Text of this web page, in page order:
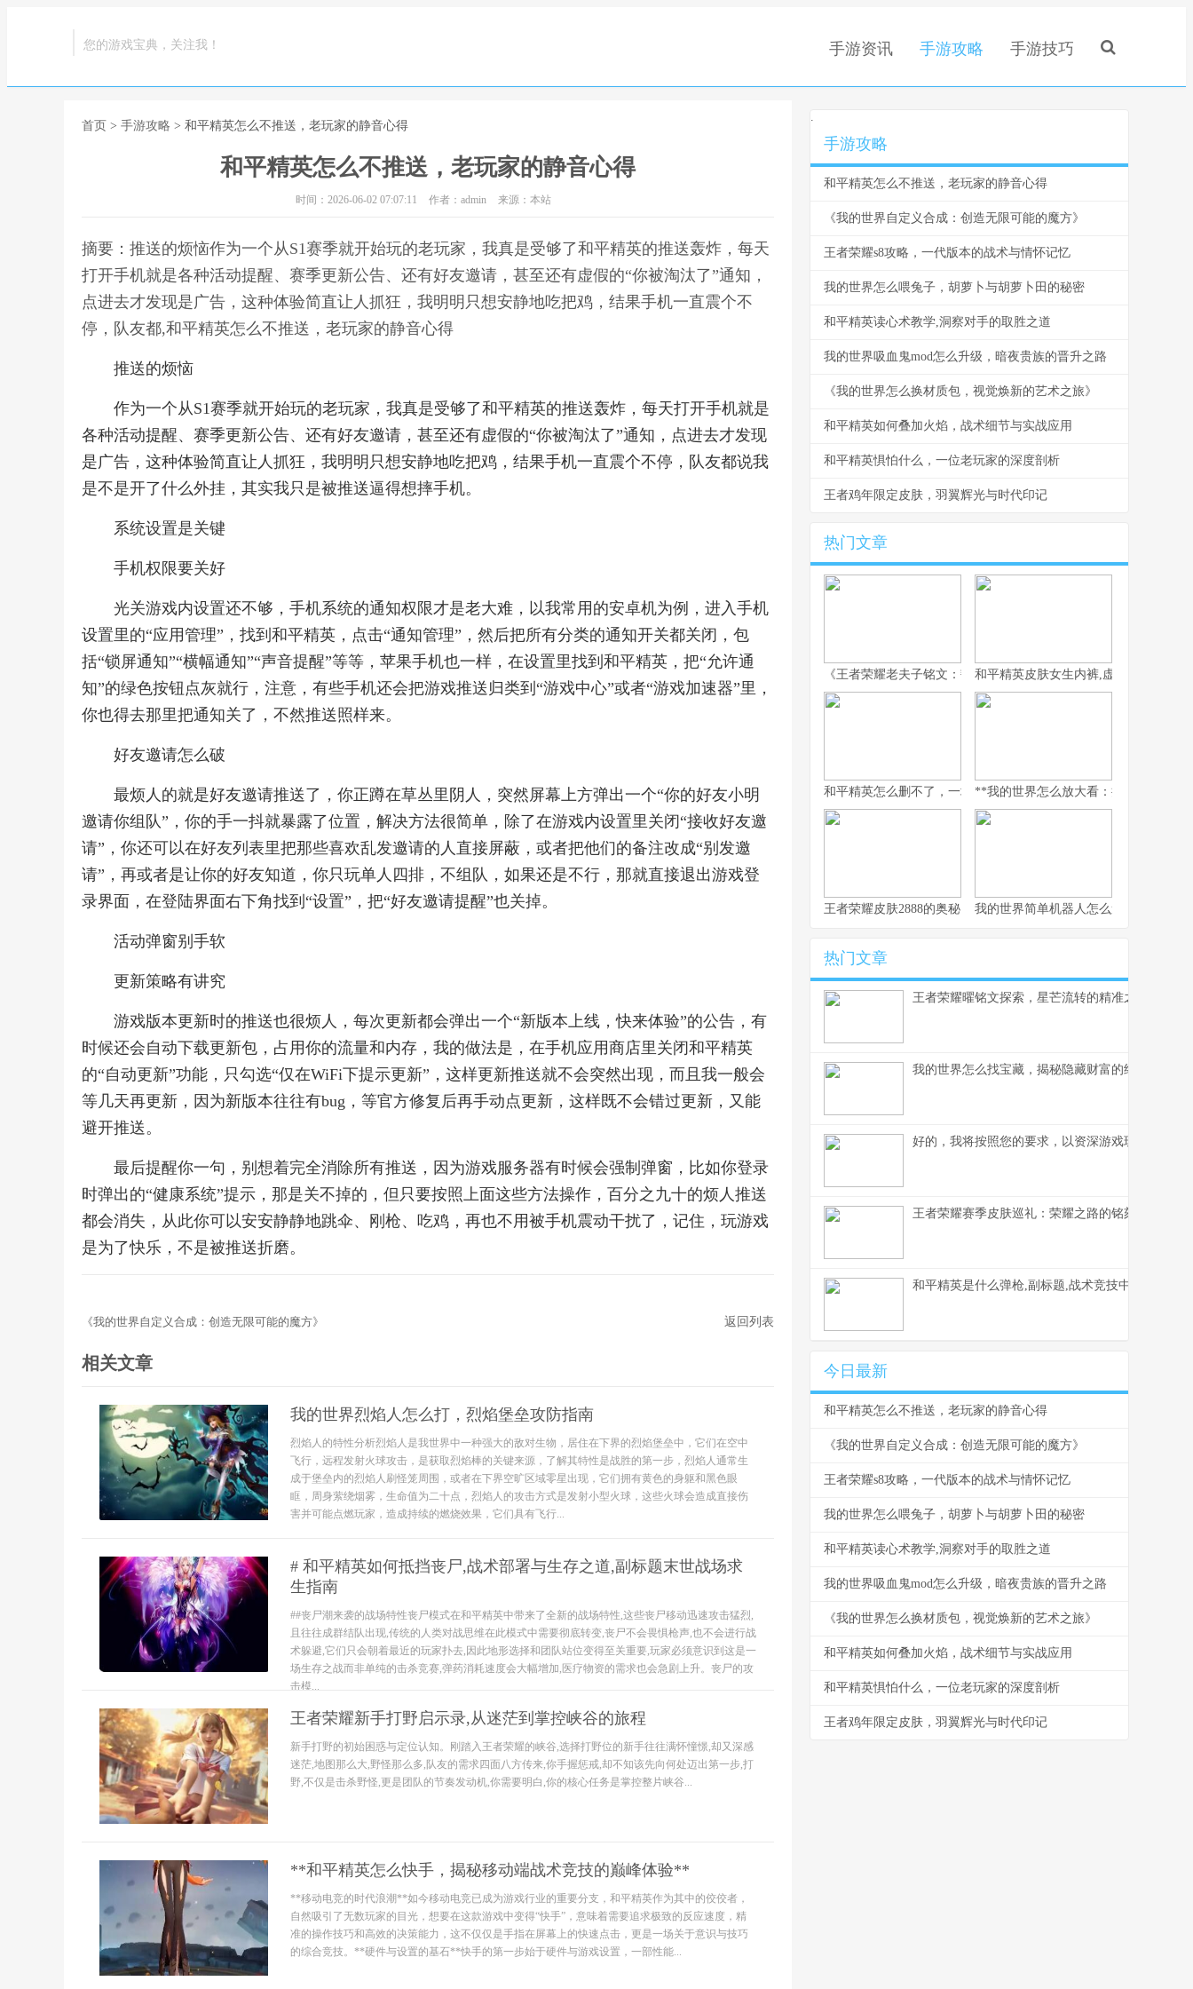
您的游戏宝典，关注我！ 手游资讯 手游攻略 手游技巧
首页 > 手游攻略 > 和平精英怎么不推送，老玩家的静音心得
和平精英怎么不推送，老玩家的静音心得
时间：2026-06-02 07:07:11 作者：admin 来源：本站
摘要：推送的烦恼作为一个从S1赛季就开始玩的老玩家，我真是受够了和平精英的推送轰炸，每天
打开手机就是各种活动提醒、赛季更新公告、还有好友邀请，甚至还有虚假的“你被淘汰了”通知，
点进去才发现是广告，这种体验简直让人抓狂，我明明只想安静地吃把鸡，结果手机一直震个不
停，队友都,和平精英怎么不推送，老玩家的静音心得
推送的烦恼
作为一个从S1赛季就开始玩的老玩家，我真是受够了和平精英的推送轰炸，每天打开手机就是
各种活动提醒、赛季更新公告、还有好友邀请，甚至还有虚假的“你被淘汰了”通知，点进去才发现
是广告，这种体验简直让人抓狂，我明明只想安静地吃把鸡，结果手机一直震个不停，队友都说我
是不是开了什么外挂，其实我只是被推送逼得想摔手机。
系统设置是关键
手机权限要关好
光关游戏内设置还不够，手机系统的通知权限才是老大难，以我常用的安卓机为例，进入手机
设置里的“应用管理”，找到和平精英，点击“通知管理”，然后把所有分类的通知开关都关闭，包
括“锁屏通知”“横幅通知”“声音提醒”等等，苹果手机也一样，在设置里找到和平精英，把“允许通
知”的绿色按钮点灰就行，注意，有些手机还会把游戏推送归类到“游戏中心”或者“游戏加速器”里，
你也得去那里把通知关了，不然推送照样来。
好友邀请怎么破
最烦人的就是好友邀请推送了，你正蹲在草丛里阴人，突然屏幕上方弹出一个“你的好友小明
邀请你组队”，你的手一抖就暴露了位置，解决方法很简单，除了在游戏内设置里关闭“接收好友邀
请”，你还可以在好友列表里把那些喜欢乱发邀请的人直接屏蔽，或者把他们的备注改成“别发邀
请”，再或者是让你的好友知道，你只玩单人四排，不组队，如果还是不行，那就直接退出游戏登
录界面，在登陆界面右下角找到“设置”，把“好友邀请提醒”也关掉。
活动弹窗别手软
更新策略有讲究
游戏版本更新时的推送也很烦人，每次更新都会弹出一个“新版本上线，快来体验”的公告，有
时候还会自动下载更新包，占用你的流量和内存，我的做法是，在手机应用商店里关闭和平精英
的“自动更新”功能，只勾选“仅在WiFi下提示更新”，这样更新推送就不会突然出现，而且我一般会
等几天再更新，因为新版本往往有bug，等官方修复后再手动点更新，这样既不会错过更新，又能
避开推送。
最后提醒你一句，别想着完全消除所有推送，因为游戏服务器有时候会强制弹窗，比如你登录
时弹出的“健康系统”提示，那是关不掉的，但只要按照上面这些方法操作，百分之九十的烦人推送
都会消失，从此你可以安安静静地跳伞、刚枪、吃鸡，再也不用被手机震动干扰了，记住，玩游戏
是为了快乐，不是被推送折磨。
《我的世界自定义合成：创造无限可能的魔方》 返回列表
相关文章
我的世界烈焰人怎么打，烈焰堡垒攻防指南
烈焰人的特性分析烈焰人是我世界中一种强大的敌对生物，居住在下界的烈焰堡垒中，它们在空中
飞行，远程发射火球攻击，是获取烈焰棒的关键来源，了解其特性是战胜的第一步，烈焰人通常生
成于堡垒内的烈焰人刷怪笼周围，或者在下界空旷区域零星出现，它们拥有黄色的身躯和黑色眼
眶，周身萦绕烟雾，生命值为二十点，烈焰人的攻击方式是发射小型火球，这些火球会造成直接伤
害并可能点燃玩家，造成持续的燃烧效果，它们具有飞行...
# 和平精英如何抵挡丧尸,战术部署与生存之道,副标题末世战场求
生指南
##丧尸潮来袭的战场特性丧尸模式在和平精英中带来了全新的战场特性,这些丧尸移动迅速攻击猛烈,
且往往成群结队出现,传统的人类对战思维在此模式中需要彻底转变,丧尸不会畏惧枪声,也不会进行战
术躲避,它们只会朝着最近的玩家扑去,因此地形选择和团队站位变得至关重要,玩家必须意识到这是一
场生存之战而非单纯的击杀竞赛,弹药消耗速度会大幅增加,医疗物资的需求也会急剧上升。丧尸的攻
击模...
王者荣耀新手打野启示录,从迷茫到掌控峡谷的旅程
新手打野的初始困惑与定位认知。刚踏入王者荣耀的峡谷,选择打野位的新手往往满怀憧憬,却又深感
迷茫,地图那么大,野怪那么多,队友的需求四面八方传来,你手握惩戒,却不知该先向何处迈出第一步,打
野,不仅是击杀野怪,更是团队的节奏发动机,你需要明白,你的核心任务是掌控整片峡谷...
**和平精英怎么快手，揭秘移动端战术竞技的巅峰体验**
**移动电竞的时代浪潮**如今移动电竞已成为游戏行业的重要分支，和平精英作为其中的佼佼者，
自然吸引了无数玩家的目光，想要在这款游戏中变得“快手”，意味着需要追求极致的反应速度，精
准的操作技巧和高效的决策能力，这不仅仅是手指在屏幕上的快速点击，更是一场关于意识与技巧
的综合竞技。**硬件与设置的基石**快手的第一步始于硬件与游戏设置，一部性能...
.
手游攻略
和平精英怎么不推送，老玩家的静音心得
《我的世界自定义合成：创造无限可能的魔方》
王者荣耀s8攻略，一代版本的战术与情怀记忆
我的世界怎么喂兔子，胡萝卜与胡萝卜田的秘密
和平精英读心术教学,洞察对手的取胜之道
我的世界吸血鬼mod怎么升级，暗夜贵族的晋升之路
《我的世界怎么换材质包，视觉焕新的艺术之旅》
和平精英如何叠加火焰，战术细节与实战应用
和平精英惧怕什么，一位老玩家的深度剖析
王者鸡年限定皮肤，羽翼辉光与时代印记
热门文章
《王者荣耀老夫子铭文：韧性与强攻的古老智慧》
和平精英皮肤女生内裤,虚拟时尚与现
和平精英怎么删不了，一场数字时代的游戏羁绊
**我的世界怎么放大看：探索微观与宏
王者荣耀皮肤2888的奥秘，探寻顶级皮肤背后的设计哲学
我的世界简单机器人怎么造，简易红石
热门文章
王者荣耀曜铭文探索，星芒流转的精准之道,副标
我的世界怎么找宝藏，揭秘隐藏财富的终极指南
好的，我将按照您的要求，以资深游戏玩家的角
王者荣耀赛季皮肤巡礼：荣耀之路的铭刻与馈赠
和平精英是什么弹枪,副标题,战术竞技中的近战艺
今日最新
和平精英怎么不推送，老玩家的静音心得
《我的世界自定义合成：创造无限可能的魔方》
王者荣耀s8攻略，一代版本的战术与情怀记忆
我的世界怎么喂兔子，胡萝卜与胡萝卜田的秘密
和平精英读心术教学,洞察对手的取胜之道
我的世界吸血鬼mod怎么升级，暗夜贵族的晋升之路
《我的世界怎么换材质包，视觉焕新的艺术之旅》
和平精英如何叠加火焰，战术细节与实战应用
和平精英惧怕什么，一位老玩家的深度剖析
王者鸡年限定皮肤，羽翼辉光与时代印记